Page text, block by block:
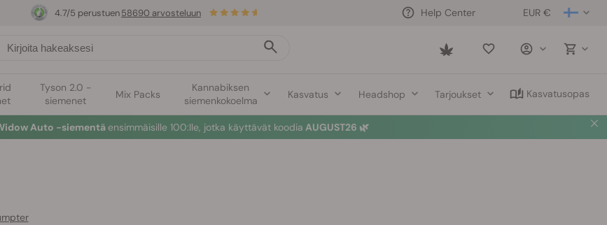
EUR €
Help Center
Saved
Tyson 2.0 -
siemenet
Mix Packs
Kannabiksen
siemenkokoelma
Kasvatus Headshop Tarjoukset Kasvatusopas
4.7/5 perustuen58690 arvosteluun
Auto -siementä ensimmäisille 100:lle, jotka käyttävät koodia AUGUST26 🌿